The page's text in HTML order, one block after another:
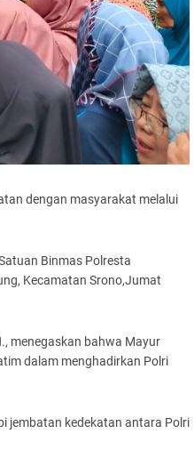
dengan masyarakat melalui
Binmas Polresta
Kecamatan Srono,Jumat
menegaskan bahwa Mayur
dalam menghadirkan Polri
jembatan kedekatan antara Polri